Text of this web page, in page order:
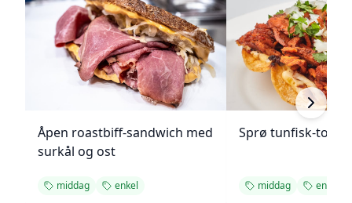
Åpen roastbiff-sandwich med
surkål og ost
middag enkel
Sprø tunfisk-
middag enkel